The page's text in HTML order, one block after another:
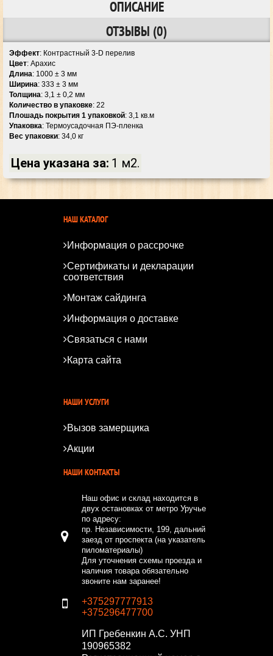
ОПИСАНИЕ
ОТЗЫВЫ (0)
Эффект: Контрастный 3-D перелив
Цвет: Арахис
Длина: 1000 ± 3 мм
Ширина: 333 ± 3 мм
Толщина: 3,1 ± 0,2 мм
Количество в упаковке: 22
Плошадь покрытия 1 упаковкой: 3,1 кв.м
Упаковка: Термоусадочная ПЭ-пленка
Вес упаковки: 34,0 кг
Цена указана за: 1 м2.
НАШ КАТАЛОГ
Информация о рассрочке
Сертификаты и декларации
соответствия
Монтаж сайдинга
Информация о доставке
Связаться с нами
Карта сайта
НАШИ УСЛУГИ
Вызов замерщика
Акции
НАШИ КОНТАКТЫ
Наш офис и склад находится в
двух остановках от метро Уручье
по адресу:
пр. Независимости, 199, дальний
заезд от проспекта (на указатель
пиломатериалы)
Для уточнения схемы проезда и
наличия товара обязательно
звоните нам заранее!
+375297777913
+375296477700
ИП Гребенкин А.С. УНП
190965382